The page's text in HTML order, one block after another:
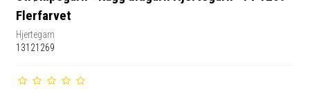
Flerfarvet
Hjertegarn
13121269